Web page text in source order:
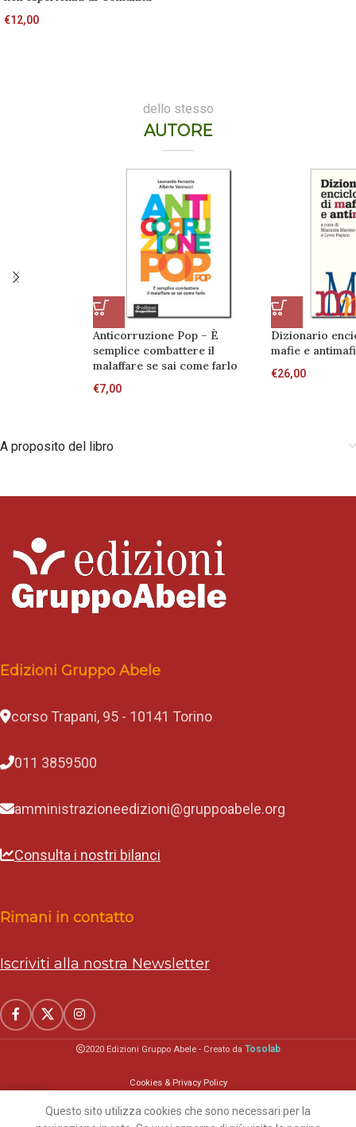
€12,00
dello stesso
AUTORE
Anticorruzione Pop – È
semplice combattere il
malaffare se sai come farlo
€7,00
Dizionario
mafie e
€26,00
A proposito del libro
Edizioni Gruppo Abele
corso Trapani, 95 - 10141 Torino
011 3859500
amministrazioneedizioni@gruppoabele.org
Consulta i nostri bilanci
Rimani in contatto
Iscriviti alla nostra Newsletter
2020 Edizioni Gruppo Abele - Creato da Tosolab
Cookies & Privacy Policy
Questo sito utilizza cookies che sono necessari per la